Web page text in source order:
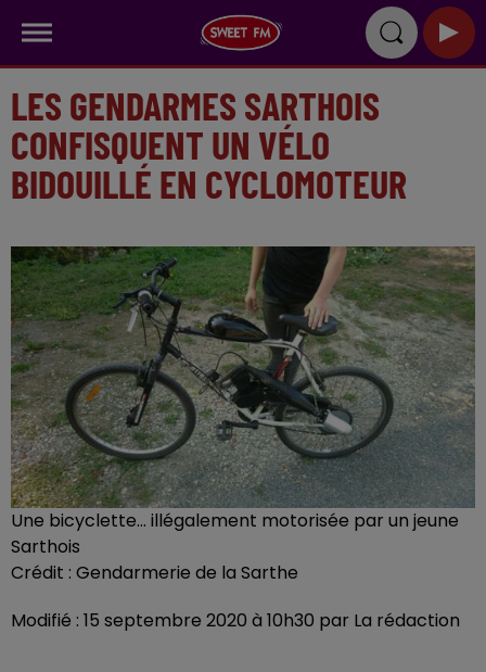
LES GENDARMES SARTHOIS
CONFISQUENT UN VÉLO
BIDOUILLÉ EN CYCLOMOTEUR
Une bicyclette... illégalement motorisée par un jeune
Sarthois
Crédit : Gendarmerie de la Sarthe
Modifié : 15 septembre 2020 à 10h30 par La rédaction